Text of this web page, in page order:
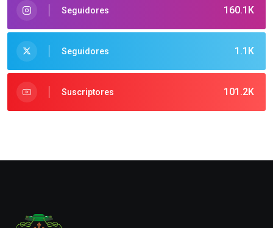
160.1K
Seguidores
1.1K
Seguidores
101.2K
Suscriptores